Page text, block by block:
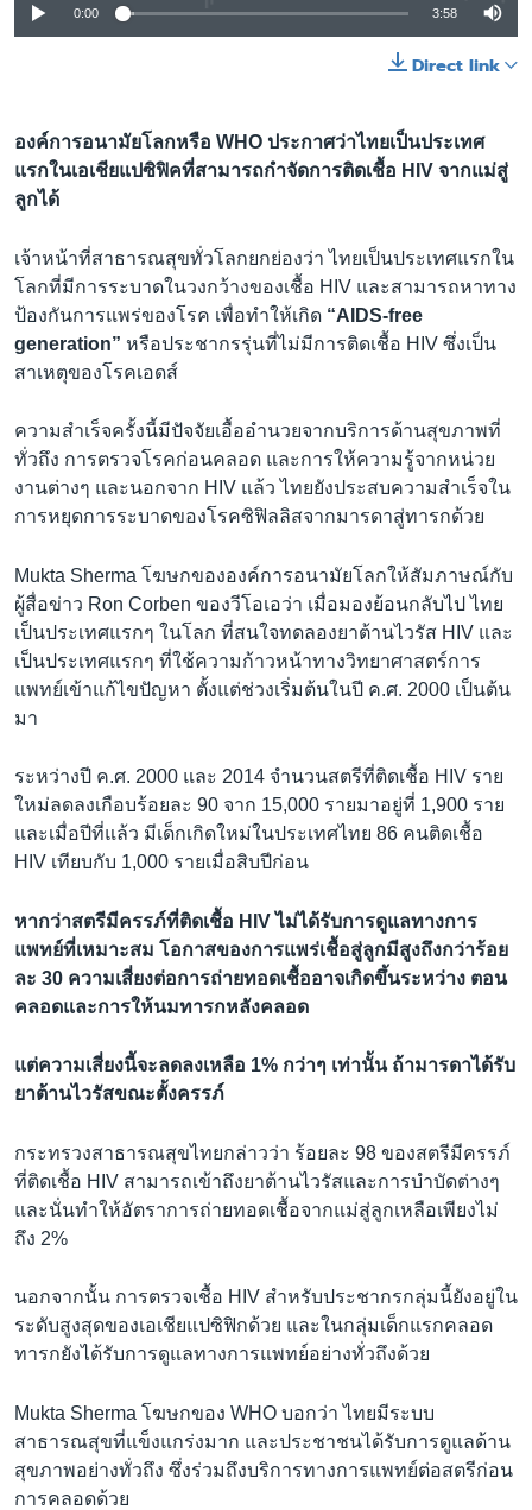
0:00 3:58
Direct link
องค์การอนามัยโลกหรือ WHO ประกาศว่าไทยเป็นประเทศ
แรกในเอเชียแปซิฟิคที่สามารถกำจัดการติดเชื้อ HIV จากแม่สู่
ลูกได้
เจ้าหน้าที่สาธารณสุขทั่วโลกยกย่องว่า ไทยเป็นประเทศแรกใน
โลกที่มีการระบาดในวงกว้างของเชื้อ HIV และสามารถหาทาง
ป้องกันการแพร่ของโรค เพื่อทำให้เกิด “AIDS-free
generation” หรือประชากรรุ่นที่ไม่มีการติดเชื้อ HIV ซึ่งเป็น
สาเหตุของโรคเอดส์
ความสำเร็จครั้งนี้มีปัจจัยเอื้ออำนวยจากบริการด้านสุขภาพที่
ทั่วถึง การตรวจโรคก่อนคลอด และการให้ความรู้จากหน่วย
งานต่างๆ และนอกจาก HIV แล้ว ไทยยังประสบความสำเร็จใน
การหยุดการระบาดของโรคซิฟิลลิสจากมารดาสู่ทารกด้วย
Mukta Sherma โฆษกขององค์การอนามัยโลกให้สัมภาษณ์กับ
ผู้สื่อข่าว Ron Corben ของวีโอเอว่า เมื่อมองย้อนกลับไป ไทย
เป็นประเทศแรกๆ ในโลก ที่สนใจทดลองยาต้านไวรัส HIV และ
เป็นประเทศแรกๆ ที่ใช้ความก้าวหน้าทางวิทยาศาสตร์การ
แพทย์เข้าแก้ไขปัญหา ตั้งแต่ช่วงเริ่มต้นในปี ค.ศ. 2000 เป็นต้น
มา
ระหว่างปี ค.ศ. 2000 และ 2014 จำนวนสตรีที่ติดเชื้อ HIV ราย
ใหม่ลดลงเกือบร้อยละ 90 จาก 15,000 รายมาอยู่ที่ 1,900 ราย
และเมื่อปีที่แล้ว มีเด็กเกิดใหม่ในประเทศไทย 86 คนติดเชื้อ
HIV เทียบกับ 1,000 รายเมื่อสิบปีก่อน
หากว่าสตรีมีครรภ์ที่ติดเชื้อ HIV ไม่ได้รับการดูแลทางการ
แพทย์ที่เหมาะสม โอกาสของการแพร่เชื้อสู่ลูกมีสูงถึงกว่าร้อย
ละ 30 ความเสี่ยงต่อการถ่ายทอดเชื้ออาจเกิดขึ้นระหว่าง ตอน
คลอดและการให้นมทารกหลังคลอด
แต่ความเสี่ยงนี้จะลดลงเหลือ 1% กว่าๆ เท่านั้น ถ้ามารดาได้รับ
ยาต้านไวรัสขณะตั้งครรภ์
กระทรวงสาธารณสุขไทยกล่าวว่า ร้อยละ 98 ของสตรีมีครรภ์
ที่ติดเชื้อ HIV สามารถเข้าถึงยาต้านไวรัสและการบำบัดต่างๆ
และนั่นทำให้อัตราการถ่ายทอดเชื้อจากแม่สู่ลูกเหลือเพียงไม่
ถึง 2%
นอกจากนั้น การตรวจเชื้อ HIV สำหรับประชากรกลุ่มนี้ยังอยู่ใน
ระดับสูงสุดของเอเชียแปซิฟิกด้วย และในกลุ่มเด็กแรกคลอด
ทารกยังได้รับการดูแลทางการแพทย์อย่างทั่วถึงด้วย
Mukta Sherma โฆษกของ WHO บอกว่า ไทยมีระบบ
สาธารณสุขที่แข็งแกร่งมาก และประชาชนได้รับการดูแลด้าน
สุขภาพอย่างทั่วถึง ซึ่งร่วมถึงบริการทางการแพทย์ต่อสตรีก่อน
การคลอดด้วย